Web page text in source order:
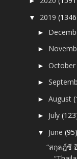
▼ 2019
►
►
►
►
►August
► July
▼ June(95)
“สกุลฎ์ซี